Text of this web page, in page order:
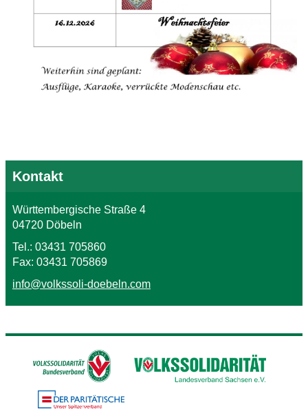
Kontakt
Württembergische Straße 4
04720 Döbeln
Tel.: 03431 705860
Fax: 03431 705869
info@volkssoli-doebeln.com